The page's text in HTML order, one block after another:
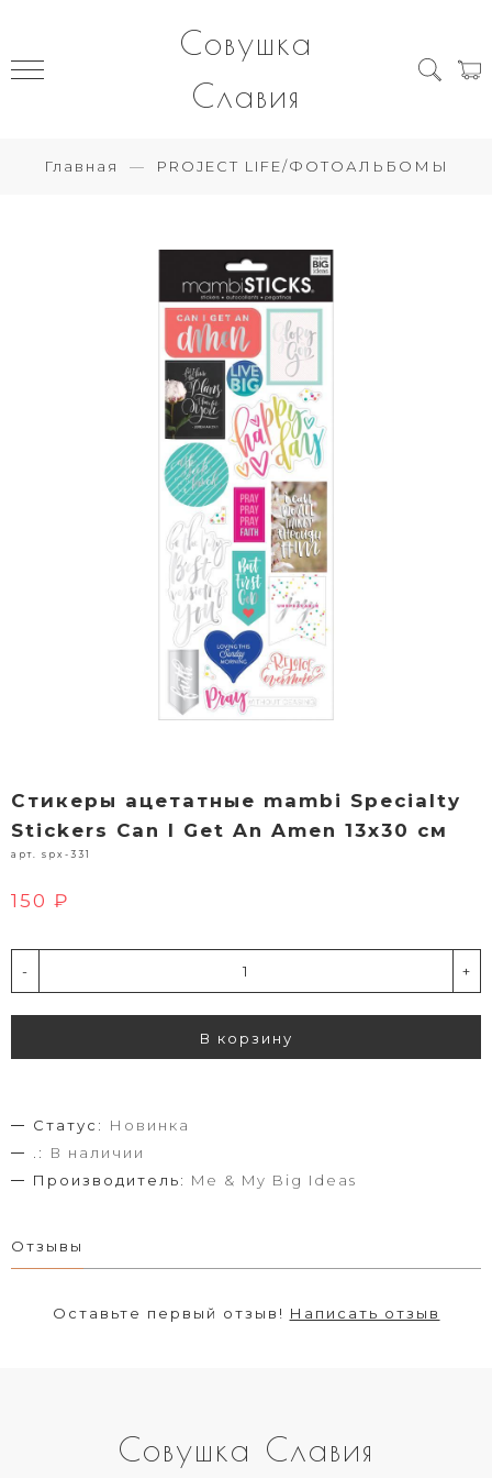
Совушка
Славия
Главная PROJECT LIFE/ФОТОАЛЬБОМЫ
Стикеры ацетатные mambi Specialty
Stickers Can I Get An Amen 13х30 см
арт. spx-331
150 ₽
- +
В корзину
Статус:
Новинка
.:
В наличии
Производитель: Me & My Big Ideas
Отзывы
Оставьте первый отзыв! Написать отзыв
Совушка Славия